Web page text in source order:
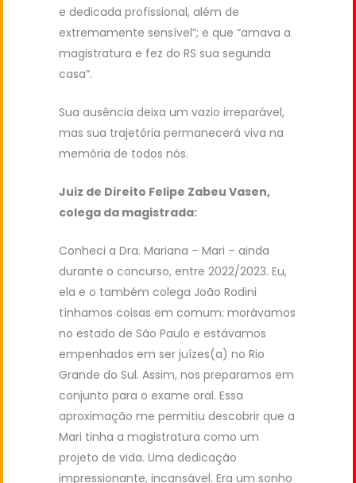
e dedicada profissional, além de
extremamente sensível”; e que “amava a
magistratura e fez do RS sua segunda
casa”.
Sua ausência deixa um vazio irreparável,
mas sua trajetória permanecerá viva na
memória de todos nós.
Juiz de Direito Felipe Zabeu Vasen,
colega da magistrada:
Conheci a Dra. Mariana – Mari – ainda
durante o concurso, entre 2022/2023. Eu,
ela e o também colega João Rodini
tínhamos coisas em comum: morávamos
no estado de São Paulo e estávamos
empenhados em ser juízes(a) no Rio
Grande do Sul. Assim, nos preparamos em
conjunto para o exame oral. Essa
aproximação me permitiu descobrir que a
Mari tinha a magistratura como um
projeto de vida. Uma dedicação
impressionante, incansável. Era um sonho